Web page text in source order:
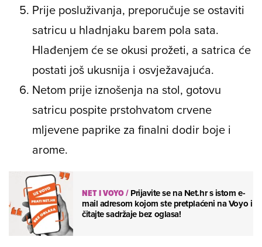
Prije posluživanja, preporučuje se ostaviti
satricu u hladnjaku barem pola sata.
Hlađenjem će se okusi prožeti, a satrica će
postati još ukusnija i osvježavajuća.
Netom prije iznošenja na stol, gotovu
satricu pospite prstohvatom crvene
mljevene paprike za finalni dodir boje i
arome.
NET I VOYO/Prijavite se na Net.hr s istom e-
mail adresom kojom ste pretplaćeni na Voyo i
čitajte sadržaje bez oglasa!